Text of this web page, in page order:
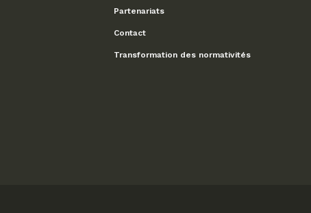
Partenariats
Contact
Transformation des normativités